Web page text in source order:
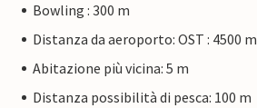
Bowling : 300 m
Distanza da aeroporto: OST : 4500 m
Abitazione più vicina: 5 m
Distanza possibilità di pesca: 100 m